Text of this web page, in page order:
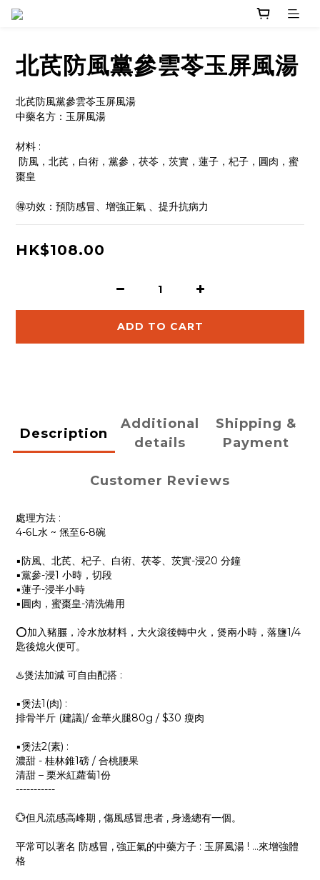
北芪防風黨參雲苓玉屏風湯
北芪防風黨參雲苓玉屏風湯
中藥名方：玉屏風湯
材料 :
棗皇
🉐功效：預防感冒、增強正氣 、提升抗病力
HK$108.00
ADD TO CART
Description
Additional
details
Shipping &
Payment
Customer Reviews
處理方法 :
4-6L水 ~ 㷛至6-8碗
▪️防風、北芪、杞子、白術、茯苓、茨實-浸20 分鐘
▪️黨參-浸1 小時，切段
▪️蓮子-浸半小時
▪️圓肉，蜜棗皇-清洗備用
⭕️加入豬𦟌，冷水放材料，大火滾後轉中火，煲兩小時，落鹽1/4
匙後熄火便可。
♨️煲法加減 可自由配搭 :
▪️煲法1(肉) :
排骨半斤 (建議)/ 金華火腿80g / $30 瘦肉
▪️煲法2(素) :
濃甜 - 桂林錐1磅 / 合桃腰果
清甜 – 栗米紅蘿蔔1份
-----------
💮但凡流感高峰期 , 傷風感冒患者 , 身邊總有一個。
平常可以著名 防感冒 , 強正氣的中藥方子 : 玉屏風湯 ! ...來增強體
格